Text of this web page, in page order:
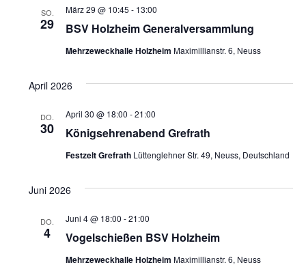
SO.
29 BSV Holzheim Generalversammlung
März 29 @ 10:45 - 13:00
Mehrzeweckhalle Holzheim Maximillianstr. 6, Neuss
April 2026
DO.
30 Königsehrenabend Grefrath
April 30 @ 18:00 -21:00
Festzelt Grefrath Lüttenglehner Str. 49, Neuss, Deutschland
Juni 2026
DO.
4 Vogelschießen BSV Holzheim
Juni 4 @ 18:00 -21:00
Mehrzeweckhalle Holzheim Maximillianstr. 6, Neuss